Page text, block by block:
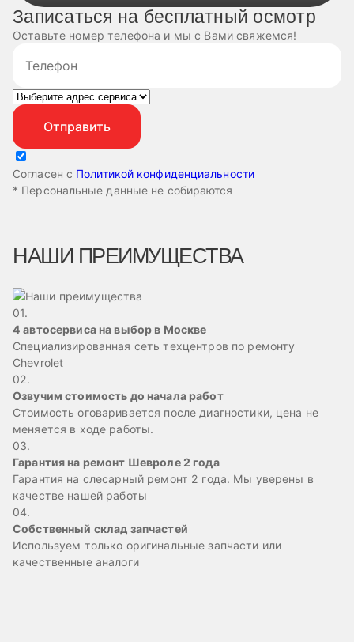
Записаться на бесплатный осмотр
Оставьте номер телефона и мы с Вами свяжемся!
Согласен с Политикой конфиденциальности
* Персональные данные не собираются
НАШИ ПРЕИМУЩЕСТВА
01.
4 автосервиса на выбор в Москве
Специализированная сеть техцентров по ремонту
Chevrolet
02.
Озвучим стоимость до начала работ
Стоимость оговаривается после диагностики, цена не
меняется в ходе работы.
03.
Гарантия на ремонт Шевроле 2 года
Гарантия на слесарный ремонт 2 года. Мы уверены в
качестве нашей работы
04.
Собственный склад запчастей
Используем только оригинальные запчасти или
качественные аналоги